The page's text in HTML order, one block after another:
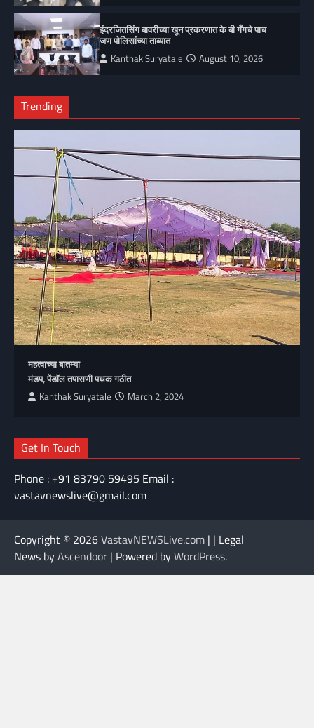
इंदरजितसिंग बावरीच्या खून प्रकरणात के बी गँगचे पाच
जण पोलिसांच्या ताब्यात
Kanthak Suryatale August 10, 2026
Trending
महत्वाच्या बातम्या
मंडप, पेंडॉल तपासणी पथक गठीत
Kanthak Suryatale March 2, 2024
Get In Touch
Phone : +91 83790 59495 Email :
vastavnewslive@gmail.com
Copyright © 2026VastavNEWSLive.com | | Legal
News byAscendoor | Powered byWordPress.